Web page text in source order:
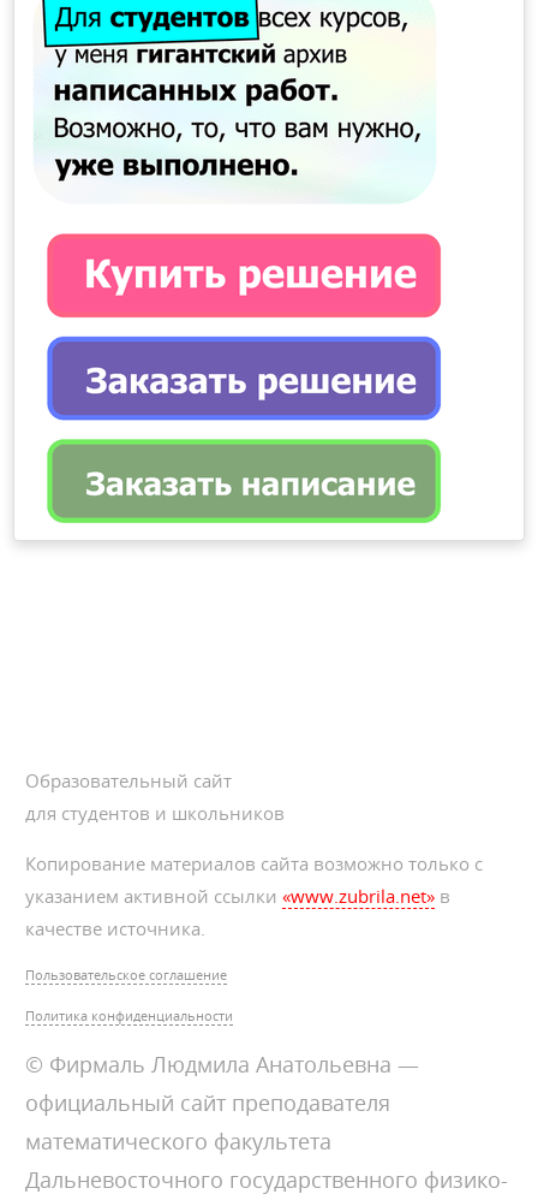
Образовательный сайт
для студентов и школьников
Копирование материалов сайта возможно только с
указанием активной ссылки«www.zubrila.net» в
качестве источника.
Пользовательское соглашение
Политика конфиденциальности
© Фирмаль Людмила Анатольевна —
официальный сайт преподавателя
математического факультета
Дальневосточного государственного физико-